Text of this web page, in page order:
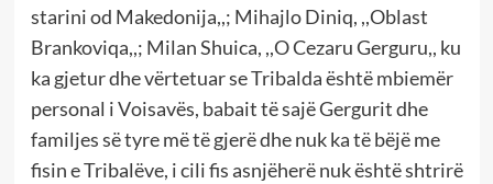
starini od Makedonija,,; Mihajlo Diniq, ,,Oblast
Brankoviqa,,; MilanShuica, ,,O Cezaru Gerguru,, ku
ka gjetur dhevërtetuar se Tribalda është mbiemër
personal i Voisavës, babait të sajë Gergurit dhe
familjes së tyre më të gjerë dhe nuk ka të bëjë me
fisin eTribalëve, i cili fisasnjëherë nuk është shtrirë